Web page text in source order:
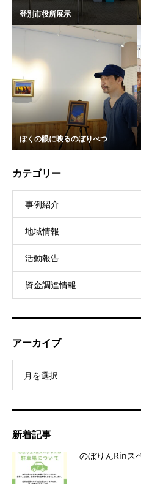
登別市役所展示
ぼくの眼に映るのぼりべつ
カテゴリー
事例紹介
地域情報
活動報告
資金調達情報
アーカイブ
月を選択
新着記事
のぼりんRinス